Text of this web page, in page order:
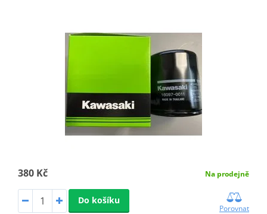
380 Kč Na prodejně
Do košíku
Porovnat